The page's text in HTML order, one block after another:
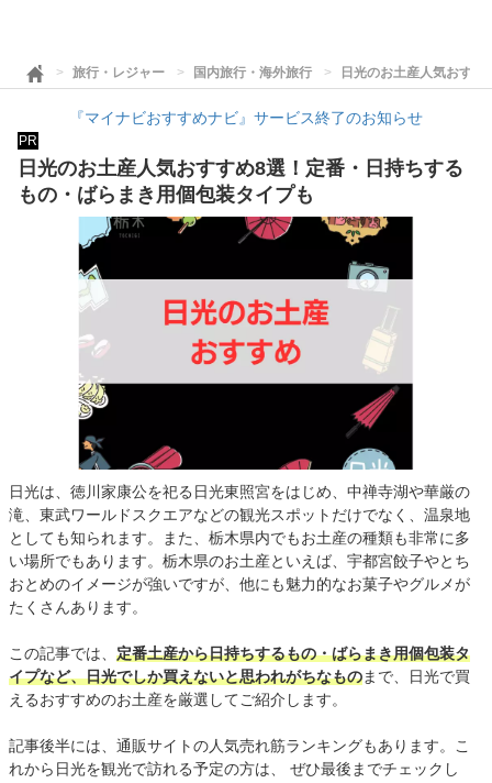
旅行・レジャー 国内旅行・海外旅行 日光のお土産人気おす
『マイナビおすすめナビ』サービス終了のお知らせ
PR
日光のお土産人気おすすめ8選！定番・日持ちする
もの・ばらまき用個包装タイプも
日光は、徳川家康公を祀る日光東照宮をはじめ、中禅寺湖や華厳の
滝、東武ワールドスクエアなどの観光スポットだけでなく、温泉地
としても知られます。また、栃木県内でもお土産の種類も非常に多
い場所でもあります。栃木県のお土産といえば、宇都宮餃子やとち
おとめのイメージが強いですが、他にも魅力的なお菓子やグルメが
たくさんあります。
この記事では、 定番土産から日持ちするもの・ばらまき用個包装タ
イプなど、日光でしか買えないと思われがちなものまで、日光で買
えるおすすめのお土産を厳選してご紹介します。
記事後半には、通販サイトの人気売れ筋ランキングもあります。こ
れから日光を観光で訪れる予定の方は、 ぜひ最後までチェックし